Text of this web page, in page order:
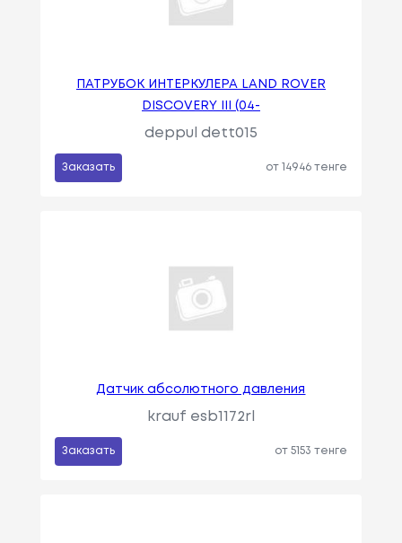
ПАТРУБОК ИНТЕРКУЛЕРА LAND ROVER
DISCOVERY III (04-
deppul dett015
Заказать от 14946 тенге
Датчик абсолютного давления
krauf esb1172rl
Заказать от 5153 тенге